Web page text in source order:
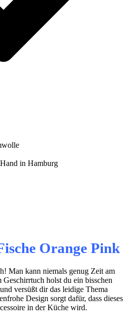
in Hamburg
ische Orange Pink
Man kann niemals genug Zeit am
holst du ein bisschen
versüßt dir das leidige Thema
Design sorgt dafür, dass dieses
in der Küche wird.